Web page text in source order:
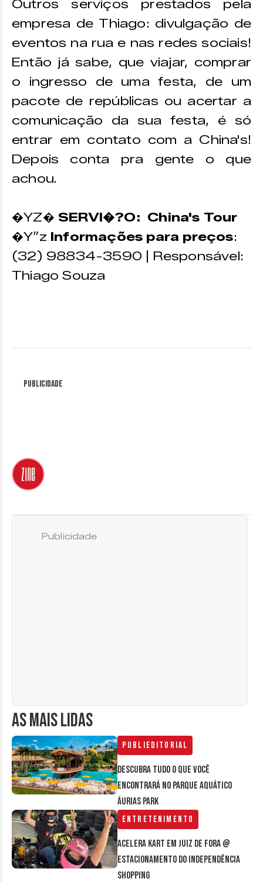
Outros serviços prestados pela
empresa de Thiago: divulgação de
eventos na rua e nas redes sociais!
Então já sabe, que viajar, comprar
o ingresso de uma festa, de um
pacote de repúblicas ou acertar a
comunicação da sua festa, é só
entrar em contato com a China's!
Depois conta pra gente o que
achou.
�YZ� SERVI�?O: China's Tour
�Y”z Informações para preços:
(32) 98834-3590 | Responsável:
Thiago Souza
Publicidade
AS MAIS LIDAS
Publieditorial
Descubra tudo o que você
encontrará no parque aquático
Áurias Park
Entretenimento
Acelera Kart em Juiz de Fora @
estacionamento do Independência
Shopping
Publicidade